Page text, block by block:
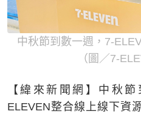
中秋節到數一週，7-
（圖／7-
【緯來新聞網】中秋
ELEVEN整合線上線下資